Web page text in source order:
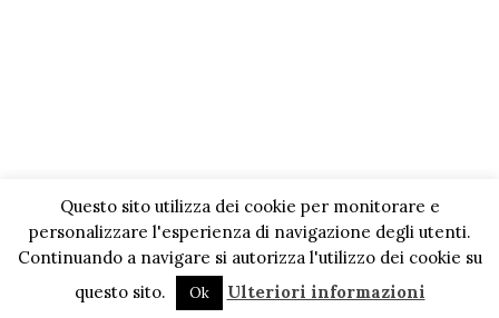
Questo sito utilizza dei cookie per monitorare e
personalizzare l'esperienza di navigazione degli utenti.
Continuando a navigare si autorizza l'utilizzo dei cookie su
questo sito.
Ok Ulteriori informazioni